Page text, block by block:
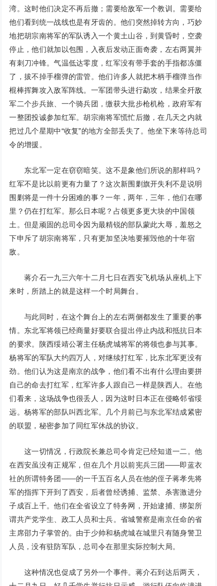
湾。这时他们决定不再后撤；需要给敌军一个教训。需要给
他们看到统一战线也是有牙齿的。他们突然掉转方向，巧妙
地把胡宗南将军的军队诱入一个黄土山谷，到黄昏时，空袭
停止，他们就加以包围，入夜后发动正面奇袭，左右两翼并
有刺刀冲锋。气温低达零度，红军没有带手套的手指都冻僵
了，拔不掉手榴弹的雷管。他们许多人就把木柄手榴弹当作
棍棒挥舞攻入敌军阵线。一军团带头进行勐攻，结果全歼敌
军二个步兵旅、一个骑兵团，缴获大批步枪机枪，政府军有
一整团投诚参加红军。胡宗南将军慌忙后撤，在几天之内就
把过几个星期中“收复”的地方全部丢失了。他坐下来等待总司
令的增援。
东北军一定在窃窃暗笑。这不是象他们所说的那样吗？
红军不是比以前更有力量了？这次新围剿旗开失利不是说明
围剿将是一件十分困难的事？一年，两年，三年，他们在哪
里？仍在打红军。那么日本呢？占领更多更大块的中国领
土。但是顽固的总司令因为最精锐的部队蒙此大辱，羞怒之
下申斥了胡宗南将军，只有更加坚决地要摧毁他的十年宿
敌。
蒋介石一九三六年十二月七日在西安飞机场从座机上下
来时，所踏上的就是这样一个时局舞台。
与此同时，在这个舞台上的左右两侧都发生了重要的事
情。东北军将领已经商量好要联合提出停止内战和抵抗日本
的要求。陕西绥靖公署主任杨虎城将军的将领也参与其事。
杨将军的军队大约四万人，对继续打红军，比东北军更没有
劲。他们认为这是南京的战争，他们看不出有什么理由要拼
自己的命去打红军，红军许多人跟自己一样是陕西人。在他
们看来，这场战争也很丢人，因为这时日本正在侵略邻省绥
远。杨将军的部队叫西北军。几个月前已与东北军结成紧密
的联盟，秘密参加了同红军休战的协议。
这一切情况，行政院长兼总司令肯定已经知道一二。他
在西安虽没有正规军，但在几个月以前宪兵三团——即蓝衣
社的所谓特务团——的一千五百名人员在他的侄子蒋孝先将
军的指挥下开到了西安，后者曾经诱捕、监禁、杀害激进分
子成百上千。他们在全省设立了特务网，开始逮捕、绑架所
谓共产党学生、政工人员和士兵。省城警察是南京任命的省
主席邵力子掌管的。由于少帅和杨虎城在城里只有随身警卫
人员，没有驻防军队，总司令在那里实际控制大局。
这种情况也促成了另外一个事件。蒋介石到达后两天，